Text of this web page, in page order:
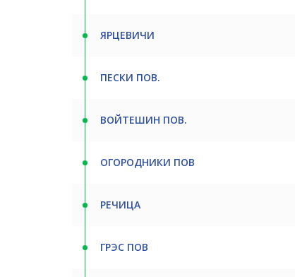
ЯРЦЕВИЧИ
ПЕСКИ ПОВ.
ВОЙТЕШИН ПОВ.
ОГОРОДНИКИ ПОВ
РЕЧИЦА
ГРЭС ПОВ